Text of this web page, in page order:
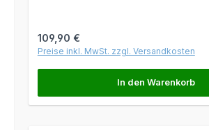
Regulärer Preis:
109,90 €
Preise inkl. MwSt. zzgl. Versandkosten
In den Warenkorb